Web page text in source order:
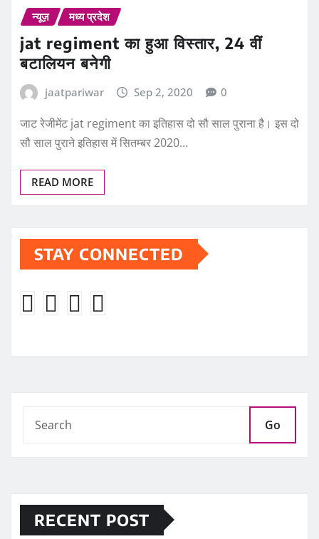
न्यूज़ मध्य प्रदेश
jat regiment का हुआ विस्‍तार, 24 वीं
बटालियन बनेगी
jaatpariwar Sep 2, 2020 0
जाट रेजीमेंट jat regiment का इतिहास दो सौ साल पुराना है। इस दो
सौ साल पुराने इतिहास में सितम्बर 2020…
READ MORE
STAY CONNECTED
Go
RECENT POST